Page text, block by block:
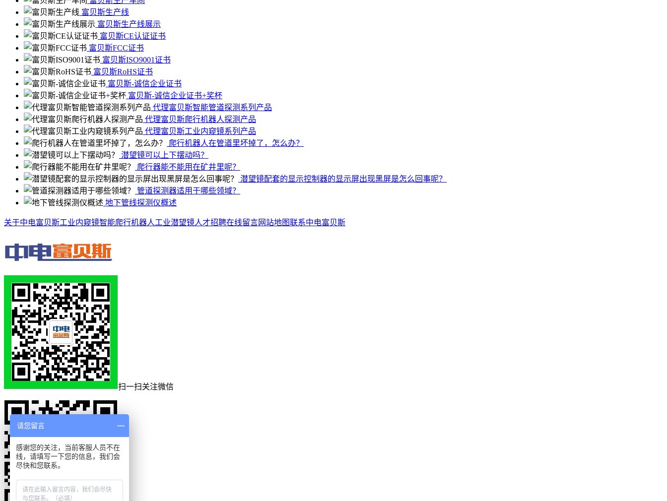
富贝斯生产线
富贝斯生产线展示
富贝斯CE认证证书
富贝斯FCC证书
富贝斯ISO9001证书
富贝斯RoHS证书
富贝斯-诚信企业证书
富贝斯-诚信企业证书+奖杯
代理富贝斯智能管道探测系列产品
代理富贝斯爬行机器人探测产品
代理富贝斯工业内窥镜系列产品
爬行机器人在管道里坏掉了，怎么办？
潜望镜可以上下摆动吗？
爬行器能不能用在矿井里呢？
潜望镜配套的显示控制器的显示屏出现黑屏是怎么回事呢？
管道探测器适用于哪些领域？
地下管线探测仪概述
关于中电富贝斯工业内窥镜智能爬行机器人工业潜望镜人才招聘在线留言网站地图联系中电富贝斯
扫一扫关注微信
请您留言
感谢您的关注，当前客服人员不在
线，请填写一下您的信息，我们会
尽快和您联系。